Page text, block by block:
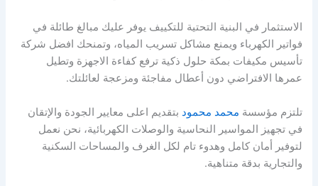
الاستثمار في البنية التحتية للتكييف يوفر عليك مبالغ طائلة في
فواتير الكهرباء ويمنع مشاكل تسريب المياه، وتمنحك افضل شركة
تأسيس مكيفات بمكة حلول ذكية ترفع كفاءة الاجهزة وتطيل
عمرها الافتراضي دون أعطال مفاجئة ومزعجة لعائلتك.
تلتزم مؤسسة محمد محمود بتقديم اعلى معايير الجودة والإتقان
في تجهيز المواسير النحاسية والوصلات الكهربائية، نحن نعمل
لتوفير أمان كامل وهدوء تام لكل الغرف والمساحات السكنية
والتجارية بدقة متناهية.